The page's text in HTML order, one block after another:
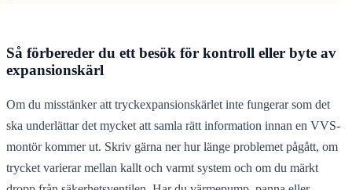
Så förbereder du ett besök för kontroll eller byte av
expansionskärl
Om du misstänker att tryckexpansionskärlet inte fungerar som det
ska underlättar det mycket att samla rätt information innan en VVS-
montör kommer ut. Skriv gärna ner hur länge problemet pågått, om
trycket varierar mellan kallt och varmt system och om du märkt